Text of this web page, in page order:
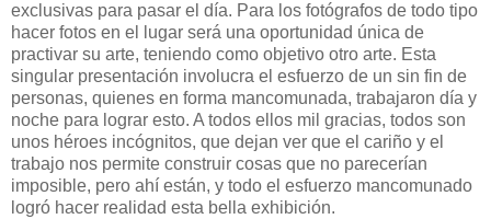
exclusivas para pasar el día. Para los fotógrafos de todo tipo
hacer fotos en el lugar será una oportunidad única de
practivar su arte, teniendo como objetivo otro arte. Esta
singular presentación involucra el esfuerzo de un sin fin de
personas, quienes en forma mancomunada, trabajaron día y
noche para lograr esto. A todos ellos mil gracias, todos son
unos héroes incógnitos, que dejan ver que el cariño y el
trabajo nos permite construir cosas que no parecerían
imposible, pero ahí están, y todo el esfuerzo mancomunado
logró hacer realidad esta bella exhibición.